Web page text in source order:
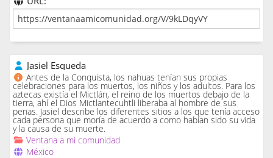
Jasiel Esqueda
Antes de la Conquista, los nahuas tenían sus propias
celebraciones para los muertos, los niños y los adultos. Para los
aztecas existía el Mictlán, el reino de los muertos debajo de la
tierra, ahí el Dios Mictlantecuhtli liberaba al hombre de sus
penas. Jasiel describe los diferentes sitios a los que tenía acceso
cada persona que moría de acuerdo a como habían sido su vida
y la causa de su muerte.
Ventana a mi comunidad
México